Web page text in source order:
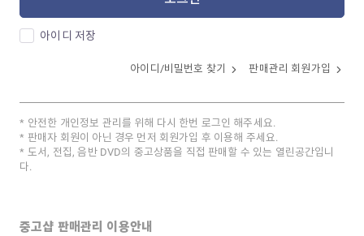
아이디 저장
아이디/비밀번호 찾기 판매관리 회원가입
안전한 개인정보 관리를 위해 다시 한번 로그인 해주세요.
판매자 회원이 아닌 경우 먼저 회원가입 후 이용해 주세요.
도서, 전집, 음반 DVD의 중고상품을 직접 판매할 수 있는 열린공간입니
다.
중고샵 판매관리 이용안내